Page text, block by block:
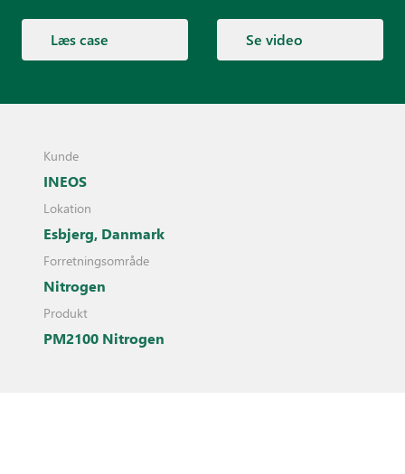
Læs case Se video
Kunde
INEOS
Lokation
Esbjerg, Danmark
Forretningsområde
Nitrogen
Produkt
PM2100 Nitrogen